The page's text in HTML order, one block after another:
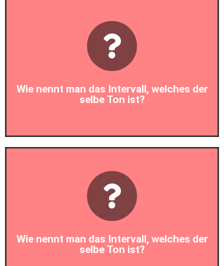
Wie nennt man das Intervall, welches der
selbe Ton ist?
Prim
Wie nennt man das Intervall, welches der
selbe Ton ist?
Prim